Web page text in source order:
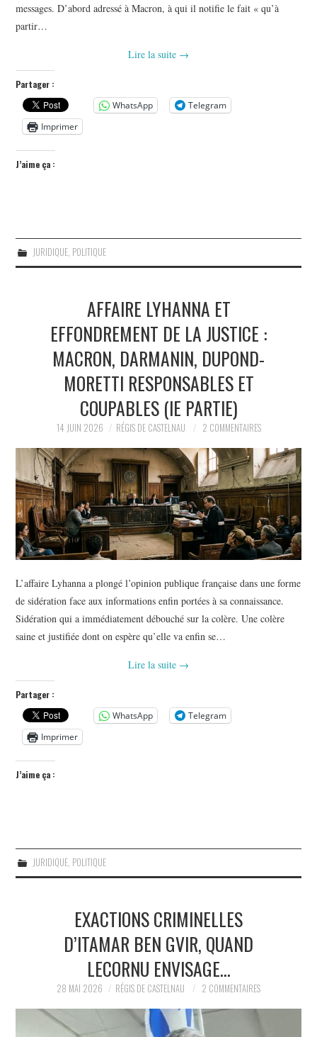
messages. D’abord adressé à Macron, à qui il notifie le fait « qu’à
partir…
Lire la suite →
Partager :
WhatsApp
Telegram
Imprimer
J’aime ça :
JURIDIQUE, POLITIQUE
AFFAIRE LYHANNA ET
EFFONDREMENT DE LA JUSTICE :
MACRON, DARMANIN, DUPOND-
MORETTI RESPONSABLES ET
COUPABLES (IE PARTIE)
14 JUIN 2026 RÉGIS DE CASTELNAU 2 COMMENTAIRES
L’affaire Lyhanna a plongé l’opinion publique française dans une forme
de sidération face aux informations enfin portées à sa connaissance.
Sidération qui a immédiatement débouché sur la colère. Une colère
saine et justifiée dont on espère qu’elle va enfin se…
Lire la suite →
Partager :
WhatsApp
Telegram
Imprimer
J’aime ça :
JURIDIQUE, POLITIQUE
EXACTIONS CRIMINELLES
D’ITAMAR BEN GVIR, QUAND
LECORNU ENVISAGE…
28 MAI 2026 RÉGIS DE CASTELNAU 2 COMMENTAIRES